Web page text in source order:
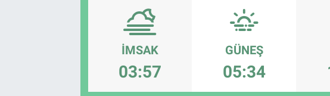
İMSAK
03:57
GÜNEŞ
05:34